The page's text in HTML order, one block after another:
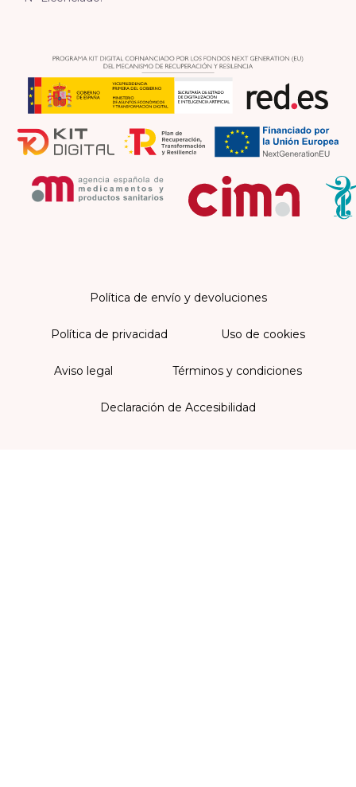
Política de envío y devoluciones
Política de privacidad Uso de cookies
Aviso legal Términos y condiciones
Declaración de Accesibilidad